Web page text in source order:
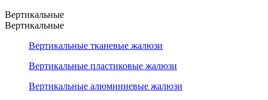
Вертикальные
Вертикальные
Вертикальные тканевые жалюзи
Вертикальные пластиковые жалюзи
Вертикальные алюминиевые жалюзи